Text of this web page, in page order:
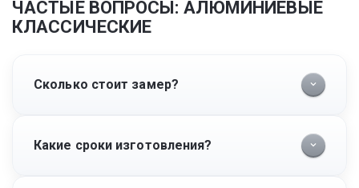
ЧАСТЫЕ ВОПРОСЫ: АЛЮМИНИЕВЫЕ
КЛАССИЧЕСКИЕ
Сколько стоит замер?
Какие сроки изготовления?